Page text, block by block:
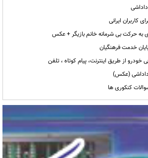
به حرکت بی شرمانه خانم بازیگر + عکس
خودرو از طریق اینترنت، پیام کوتاه ، تلفن
(عکس)
کنکوری ها